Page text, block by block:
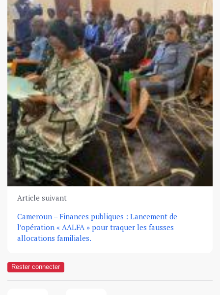
Article suivant
Cameroun – Finances publiques : Lancement de
l’opération « AALFA » pour traquer les fausses
allocations familiales.
Rester connecter